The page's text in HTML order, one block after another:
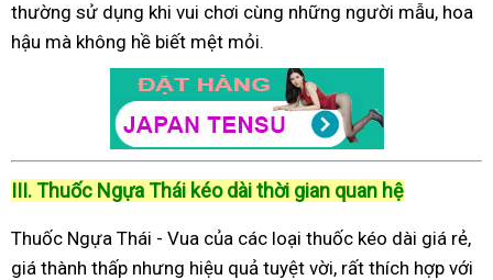
thường sử dụng khi vui chơi cùng những người mẫu, hoa
hậu mà không hề biết mệt mỏi.
III. Thuốc Ngựa Thái kéo dài thời gian quan hệ
Thuốc Ngựa Thái - Vua của các loại thuốc kéo dài giá rẻ,
giá thành thấp nhưng hiệu quả tuyệt vời, rất thích hợp với